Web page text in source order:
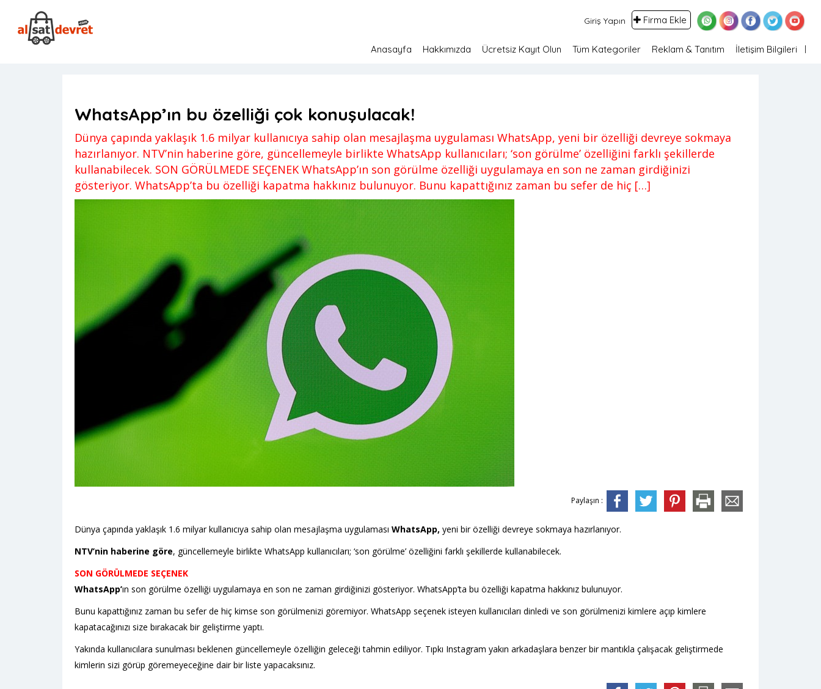
Giriş Yapın Firma Ekle
Anasayfa Hakkımızda Ücretsiz Kayıt Olun Tüm Kategoriler Reklam & Tanıtım İletişim Bilgileri
WhatsApp’ın bu özelliği çok konuşulacak!
Dünya çapında yaklaşık 1.6 milyar kullanıcıya sahip olan mesajlaşma uygulaması WhatsApp, yeni bir özelliği devreye sokmaya
hazırlanıyor. NTV’nin haberine göre, güncellemeyle birlikte WhatsApp kullanıcıları; ‘son görülme’ özelliğini farklı şekillerde
kullanabilecek. SON GÖRÜLMEDE SEÇENEK WhatsApp’ın son görülme özelliği uygulamaya en son ne zaman girdiğinizi
gösteriyor. WhatsApp’ta bu özelliği kapatma hakkınız bulunuyor. Bunu kapattığınız zaman bu sefer de hiç […]
Paylaşın :
Dünya çapında yaklaşık 1.6 milyar kullanıcıya sahip olan mesajlaşma uygulaması WhatsApp, yeni bir özelliği devreye sokmaya hazırlanıyor.
NTV’nin haberine göre, güncellemeyle birlikte WhatsApp kullanıcıları; ‘son görülme’ özelliğini farklı şekillerde kullanabilecek.
SON GÖRÜLMEDE SEÇENEK
WhatsApp’ın son görülme özelliği uygulamaya en son ne zaman girdiğinizi gösteriyor. WhatsApp’ta bu özelliği kapatma hakkınız bulunuyor.
Bunu kapattığınız zaman bu sefer de hiç kimse son görülmenizi göremiyor. WhatsApp seçenek isteyen kullanıcıları dinledi ve son görülmenizi kimlere açıp kimlere
kapatacağınızı size bırakacak bir geliştirme yaptı.
Yakında kullanıcılara sunulması beklenen güncellemeyle özelliğin geleceği tahmin ediliyor. Tıpkı Instagram yakın arkadaşlara benzer bir mantıkla çalışacak geliştirmede
kimlerin sizi görüp göremeyeceğine dair bir liste yapacaksınız.